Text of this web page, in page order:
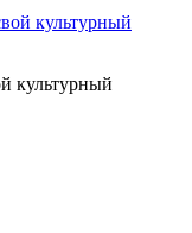
культурный